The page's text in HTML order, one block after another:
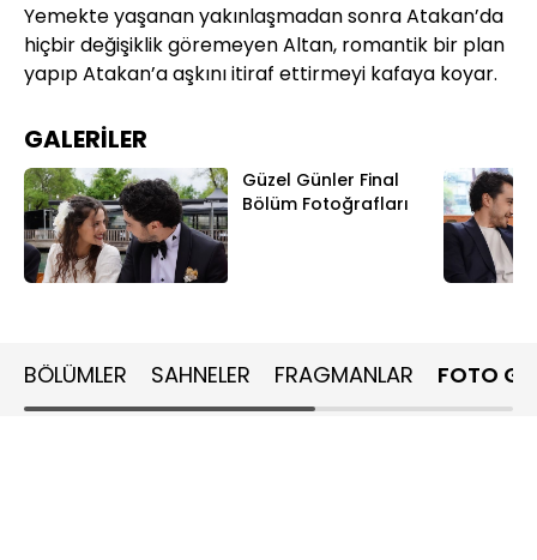
Yemekte yaşanan yakınlaşmadan sonra Atakan’da
hiçbir değişiklik göremeyen Altan, romantik bir plan
yapıp Atakan’a aşkını itiraf ettirmeyi kafaya koyar.
GALERİLER
Güzel Günler Final
Bölüm Fotoğrafları
BÖLÜMLER SAHNELER FRAGMANLAR FOTO